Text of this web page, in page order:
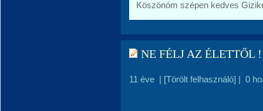
Köszönóm szépen kedves
NE FÉLJ AZ ÉLETTŐL !
11 éve | [Törölt felhasználó] | 0